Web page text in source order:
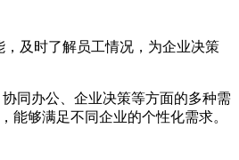
及时了解员工情况，为企业决策
同办公、企业决策等方面的多种需
能够满足不同企业的个性化需求。